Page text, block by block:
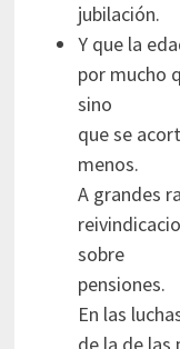
jubilación.
Y que la
por mucho
sino
que se
menos.
A grandes
sobre
pensiones.
En las
de la de las